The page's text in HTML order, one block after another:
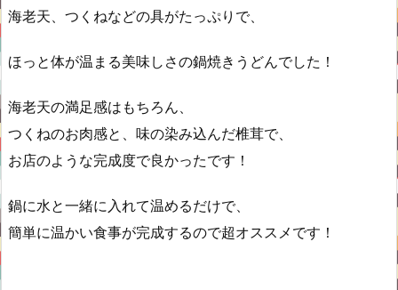
海老天、つくねなどの具がたっぷりで、
ほっと体が温まる美味しさの鍋焼きうどんでした！
海老天の満足感はもちろん、
つくねのお肉感と、味の染み込んだ椎茸で、
お店のような完成度で良かったです！
鍋に水と一緒に入れて温めるだけで、
簡単に温かい食事が完成するので超オススメです！